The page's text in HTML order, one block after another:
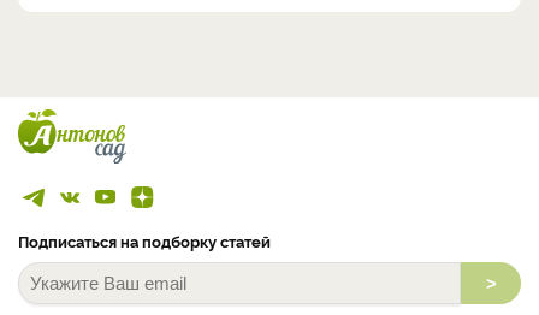
Подписаться на подборку статей
>